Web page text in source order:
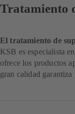
Tratamiento
El tratamiento de
KSB es especialista
ofrece los productos
gran calidad